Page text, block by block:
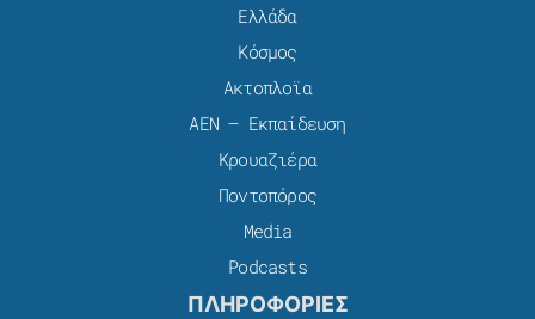
Ελλάδα
Κόσμος
Ακτοπλοϊα
ΑΕΝ – Εκπαίδευση
Κρουαζιέρα
Ποντοπόρος
Media
Podcasts
ΠΛΗΡΟΦΟΡΙΕΣ